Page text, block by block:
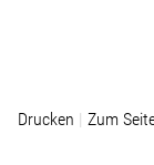
Drucken Zum